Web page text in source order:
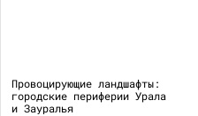
Провоцирующие ландшафты:
городские периферии Урала
и Зауралья